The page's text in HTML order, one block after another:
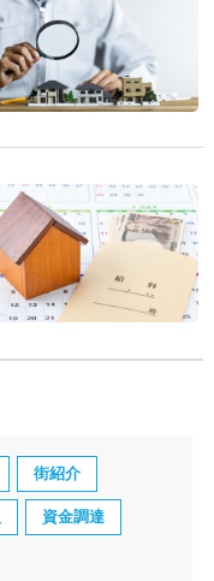
街紹介
資金調達